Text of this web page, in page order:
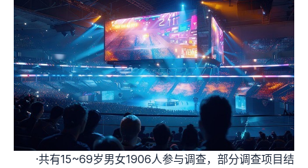
·共有15~69岁男女1906人参与调查，部分调查项目结